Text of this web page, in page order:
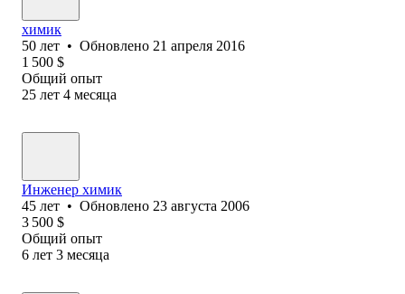
химик
50 лет • Обновлено 21 апреля 2016
1 500 $
Общий опыт
25 лет 4 месяца
Инженер химик
45 лет • Обновлено 23 августа 2006
3 500 $
Общий опыт
6 лет 3 месяца